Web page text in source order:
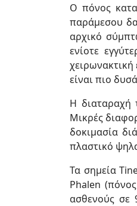
Ο πόνος
παράμεσου
αρχικό
ενίοτε
χειρωνακτική
είναι πιο
Η διαταραχή
Μικρές
δοκιμασία
πλαστικό
Τα σημεία
Phalen
ασθενούς σε